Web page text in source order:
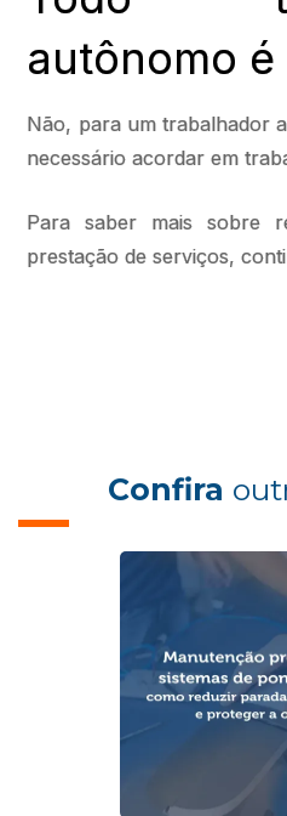
autônomo
Não, para um trabalhador
necessário acordar em
Para saber mais sobre
prestação de serviços,
Confira